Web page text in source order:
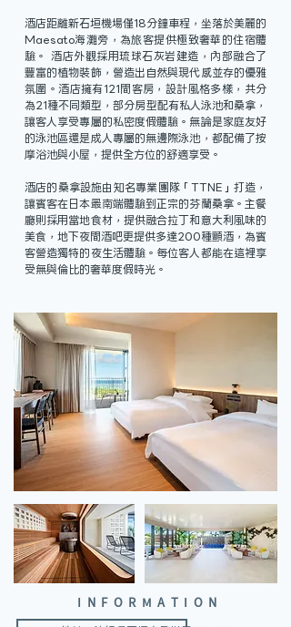
酒店距離新石垣機場僅18分鐘車程，坐落於美麗的
Maesato海灘旁，為旅客提供極致奢華的住宿體
驗。 酒店外觀採用琉球石灰岩建造，內部融合了
豐富的植物裝飾，營造出自然與現代感並存的優雅
氛圍。酒店擁有121間客房，設計風格多樣，共分
為21種不同類型，部分房型配有私人泳池和桑拿，
讓客人享受專屬的私密度假體驗。無論是家庭友好
的泳池區還是成人專屬的無邊際泳池，都配備了按
摩浴池與小屋，提供全方位的舒適享受。
酒店的桑拿設施由知名專業團隊「TTNE」打造，
讓賓客在日本最南端體驗到正宗的芬蘭桑拿。主餐
廳則採用當地食材，提供融合拉丁和意大利風味的
美食，地下夜間酒吧更提供多達200種顫酒，為賓
客營造獨特的夜生活體驗。每位客人都能在這裡享
受無與倫比的奢華度假時光。
INFORMATION